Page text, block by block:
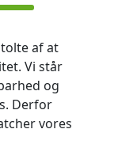
af at
Vi står
og
Derfor
vores